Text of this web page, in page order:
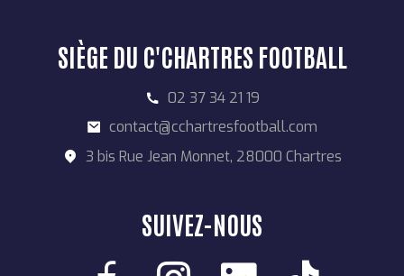
SIÈGE DU C'CHARTRES FOOTBALL
02 37 34 21 19
contact@cchartresfootball.com
3 bis Rue Jean Monnet, 28000 Chartres
SUIVEZ-NOUS